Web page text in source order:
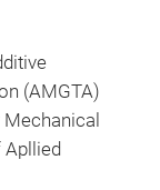
(AMGTA)
Apllied